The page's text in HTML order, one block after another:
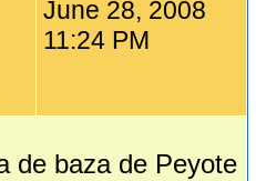
June 28, 2008
11:24 PM
de baza de Peyote